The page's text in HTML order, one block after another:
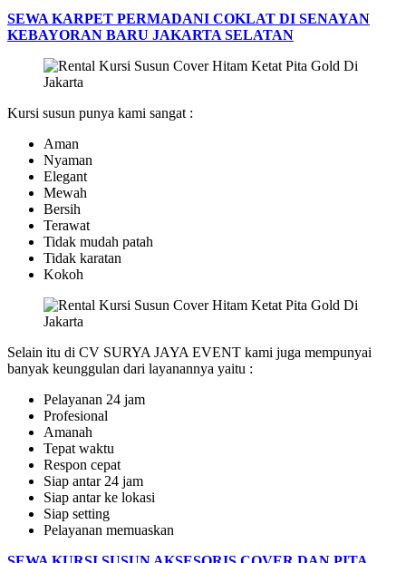
SEWA KARPET PERMADANI COKLAT DI SENAYAN
KEBAYORAN BARU JAKARTA SELATAN
Kursi susun punya kami sangat :
Aman
Nyaman
Elegant
Mewah
Bersih
Terawat
Tidak mudah patah
Tidak karatan
Kokoh
Selain itu di CV SURYA JAYA EVENT kami juga mempunyai
banyak keunggulan dari layanannya yaitu :
Pelayanan 24 jam
Profesional
Amanah
Tepat waktu
Respon cepat
Siap antar 24 jam
Siap antar ke lokasi
Siap setting
Pelayanan memuaskan